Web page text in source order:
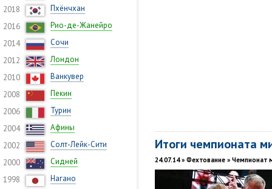
2018
Пхёнчхан
2016
Рио-де-Жанейро
2014
Сочи
2012
Лондон
2010
Ванкувер
2008
Пекин
2006
Турин
2004
Афины
2002
Солт-Лейк-Сити
2000
Сидней
1998
Нагано
Итоги чемпионата
24.07.14 » Фехтование » Чемпионат